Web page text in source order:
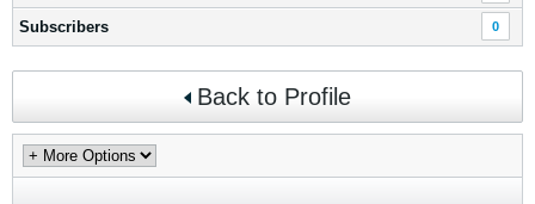
Subscribers 0
Back to Profile